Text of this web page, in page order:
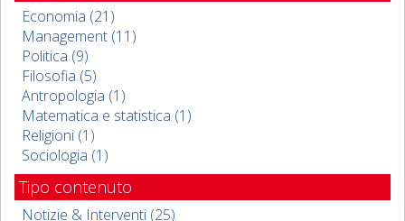
Economia (21)
Management (11)
Politica (9)
Filosofia (5)
Antropologia (1)
Matematica e statistica (1)
Religioni (1)
Sociologia (1)
Tipo contenuto
Notizie & Interventi (25)